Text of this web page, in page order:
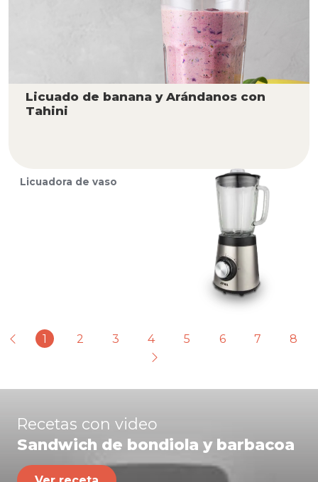
Licuado de banana y Arándanos con
Tahini
Licuadora de vaso
1 2 3 4 5 6 7 8
Recetas con video
Sandwich de bondiola y barbacoa